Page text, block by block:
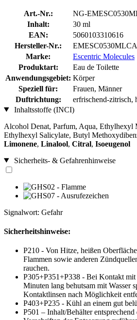
Art.-Nr.:
NG-
Inhalt:
30 ml
EAN:
5060103310616
Hersteller-Nr.:
Marke:
Escentric Molecules
Produktart:
Eau de Toilette
Anwendungsgebiet: Körper
Speziell für:
Frauen, Männer
Duftrichtung:
erfrischend-zitrisch,
Inhaltsstoffe (INCI)
Alcohol Denat, Parfum, Aqua, Ethylhexyl
Ethylhexyl Salicylate, Butyl
Limonene, Linalool, Citral, Isoeugenol
Sicherheits- & Gefahrenhinweise
Signalwort: Gefahr
Sicherheitshinweise:
P210 - Von Hitze, heißen
Flammen sowie anderen
rauchen.
P305+P351+P338 - Bei Kontakt
Minuten lang behutsam mit Wasser
Kontaktlinsen nach Möglichkeit
P403+P235 - Kühl an einem gut
P501 – Inhalt/Behälter entsprechend